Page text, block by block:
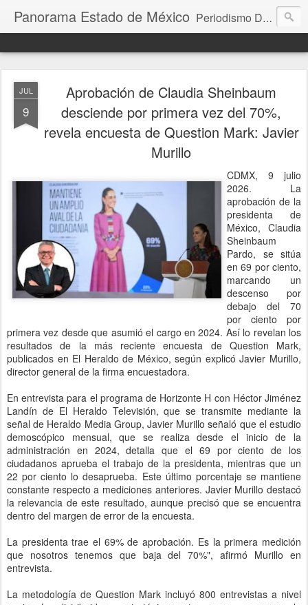
Panorama Estado de México Periodismo Digital
JUL
9
Aprobación de Claudia Sheinbaum
desciende por primera vez del 70%,
revela encuesta de Question Mark: Javier
Murillo
CDMX, 9 julio
2026. La
aprobación de la
presidenta de
México, Claudia
Sheinbaum
Pardo, se sitúa
en 69 por ciento,
marcando un
descenso por
debajo del 70
por ciento por
primera vez desde que asumió el cargo en 2024. Así lo revelan los
resultados de la más reciente encuesta de Question Mark,
publicados en El Heraldo de México, según explicó Javier Murillo,
director general de la firma encuestadora.
En entrevista para el programa de Horizonte H con Héctor Jiménez
Landín de El Heraldo Televisión, que se transmite mediante la
señal de Heraldo Media Group, Javier Murillo señaló que el estudio
demoscópico mensual, que se realiza desde el inicio de la
administración en 2024, detalla que el 69 por ciento de los
ciudadanos aprueba el trabajo de la presidenta, mientras que un
22 por ciento lo desaprueba. Este último porcentaje se mantiene
constante respecto a mediciones anteriores. Javier Murillo destacó
la relevancia de este resultado, aunque precisó que se encuentra
dentro del margen de error de la encuesta.
La presidenta trae el 69% de aprobación. Es la primera medición
que nosotros tenemos que baja del 70%", afirmó Murillo en
entrevista.
La metodología de Question Mark incluyó 800 entrevistas a nivel